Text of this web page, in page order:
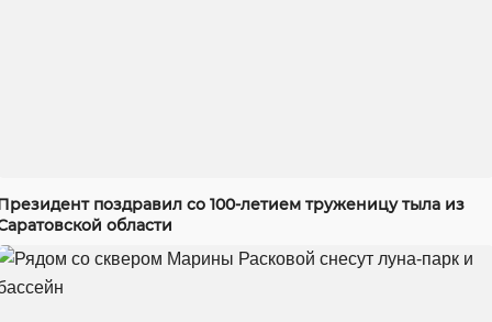
поздравил со 100-летием труженицу тыла из
области